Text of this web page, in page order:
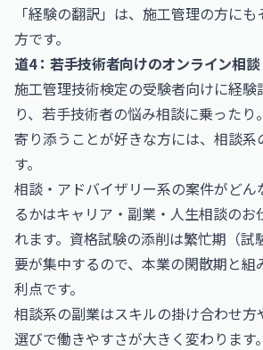
「経験の翻訳」は、施工管理の方に
方です。
道4：若手技術者向けのオンライン相
施工管理技術検定の受験者向けに経験
り、若手技術者の悩み相談に乗ったり
寄り添うことが好きな方には、相談系
す。
相談・アドバイザリー系の案件がどん
るかはキャリア・副業・人生相談のお
れます。資格試験の添削は繁忙期（試
要が集中するので、本業の閑散期と組
利点です。
相談系の副業はスキルの掛け合わせ方
選びで働きやすさが大きく変わります